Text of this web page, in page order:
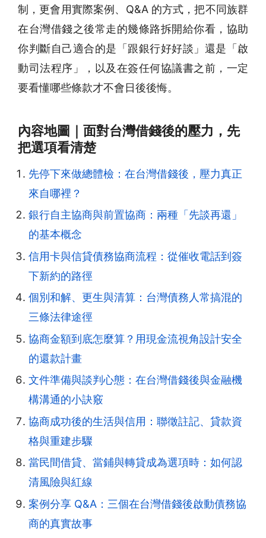
制，更會用實際案例、Q&A 的方式，把不同族群
在台灣借錢之後常走的幾條路拆開給你看，協助
你判斷自己適合的是「跟銀行好好談」還是「啟
動司法程序」，以及在簽任何協議書之前，一定
要看懂哪些條款才不會日後後悔。
內容地圖｜面對台灣借錢後的壓力，先
把選項看清楚
先停下來做總體檢：在台灣借錢後，壓力真正
來自哪裡？
銀行自主協商與前置協商：兩種「先談再還」
的基本概念
信用卡與信貸債務協商流程：從催收電話到簽
下新約的路徑
個別和解、更生與清算：台灣債務人常搞混的
三條法律途徑
協商金額到底怎麼算？用現金流視角設計安全
的還款計畫
文件準備與談判心態：在台灣借錢後與金融機
構溝通的小訣竅
協商成功後的生活與信用：聯徵註記、貸款資
格與重建步驟
當民間借貸、當鋪與轉貸成為選項時：如何認
清風險與紅線
案例分享 Q&A：三個在台灣借錢後啟動債務協
商的真實故事